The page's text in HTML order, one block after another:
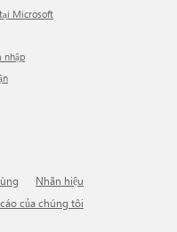
tại Microsoft
nhập
Nhãn hiệu
cáo của chúng tôi